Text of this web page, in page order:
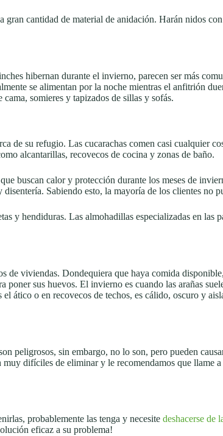
gran cantidad de material de anidación. Harán nidos
hibernan durante el invierno, parecen ser más
se alimentan por la noche mientras el anfitrión
somieres y tapizados de sillas y sofás.
de su refugio. Las cucarachas comen casi cualquier
alcantarillas, recovecos de cocina y zonas de baño.
buscan calor y protección durante los meses de
Sabiendo esto, la mayoría de los clientes no
y hendiduras. Las almohadillas especializadas en las
de viviendas. Dondequiera que haya comida
poner sus huevos. El invierno es cuando las arañas
ático o en recovecos de techos, es cálido, oscuro y
peligrosos, sin embargo, no lo son, pero pueden
muy difíciles de eliminar y le recomendamos que llame
probablemente las tenga y necesite deshacerse de
eficaz a su problema!